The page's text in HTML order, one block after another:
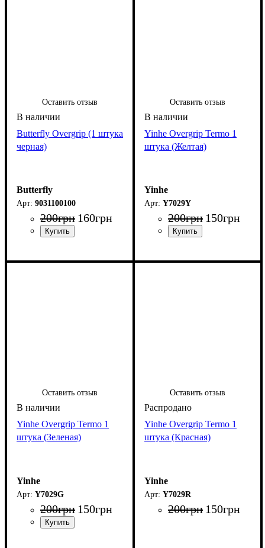
Оставить отзыв
Butterfly Overgrip (1 штука
черная)
Butterfly
9031100100
200грн 160грн
Оставить отзыв
Yinhe Overgrip Termo 1
штука (Желтая)
Yinhe
Y7029Y
200грн 150грн
Оставить отзыв
Yinhe Overgrip Termo 1
штука (Зеленая)
Yinhe
Y7029G
200грн 150грн
Оставить отзыв
Yinhe Overgrip Termo 1
штука (Красная)
Yinhe
Y7029R
200грн 150грн